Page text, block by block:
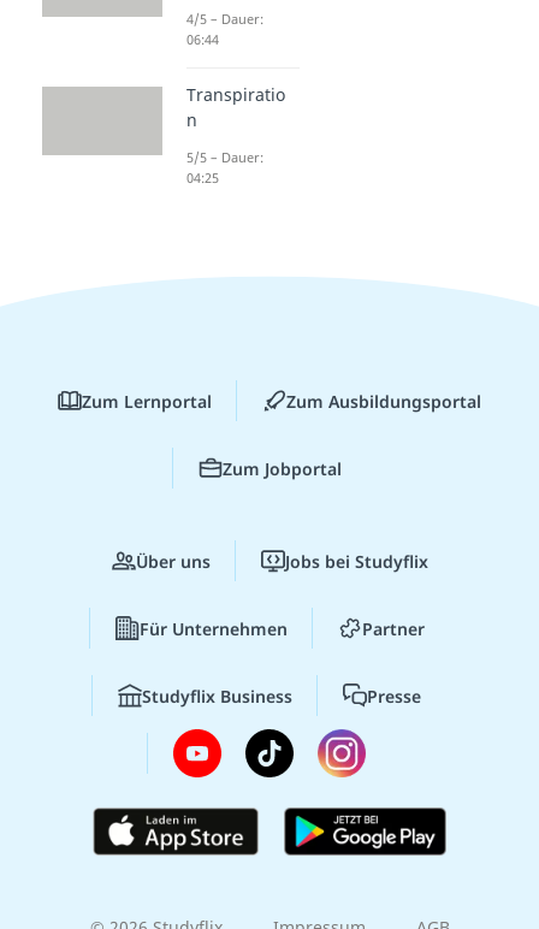
4/5 – Dauer:
06:44
Transpiratio
n
5/5 – Dauer:
04:25
Zum Lernportal Zum Ausbildungsportal
Zum Jobportal
Über uns Jobs bei Studyflix
Für Unternehmen Partner
Studyflix Business Presse